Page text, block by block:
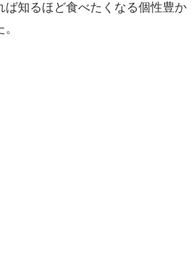
ば知るほど食べたくなる個性豊か